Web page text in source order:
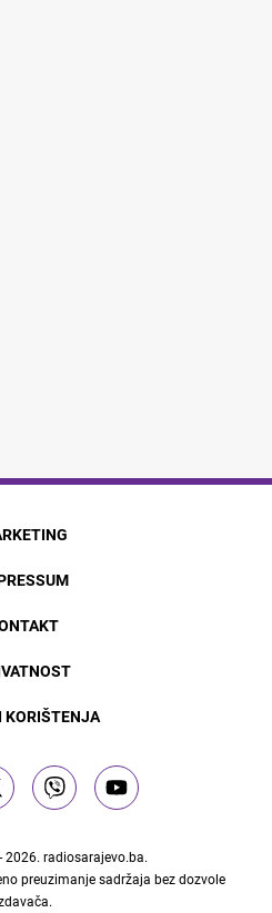
KORIŠTENJA
2026. radiosarajevo.ba.
preuzimanje sadržaja bez dozvole